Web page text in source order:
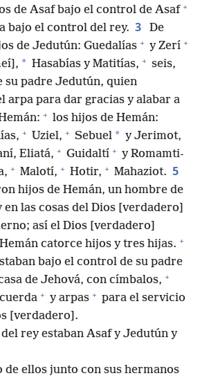
de Asaf bajo el control de Asaf +
bajo el control del rey. 3
De
de Jedutún: Guedalías + y Zerí +
* Hasabías y Matitías, + seis,
su padre Jedutún, quien
arpa para dar gracias y alabar a
+ los hijos de Hemán:
+ Uziel, + Sebuel * y Jerimot,
Eliatá, + Guidaltí + y Romamti-
+ Malotí, + Hotir, + Mahaziot. 5
hijos de Hemán, un hombre de
en las cosas del Dios [verdadero]
así el Dios [verdadero]
catorce hijos y tres hijas. +
bajo el control de su padre
de Jehová, con címbalos, +
+ y arpas + para el servicio
[verdadero].
rey estaban Asaf y Jedutún y
de ellos junto con sus hermanos